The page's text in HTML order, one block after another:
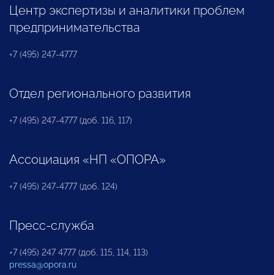
Центр экспертизы и аналитики проблем
предпринимательства
+7 (495) 247-4777
Отдел регионального развития
+7 (495) 247-4777 (доб. 116, 117)
Ассоциация «НП «ОПОРА»
+7 (495) 247-4777 (доб. 124)
Пресс-служба
+7 (495) 247 4777 (доб. 115, 114, 113)
pressa@opora.ru